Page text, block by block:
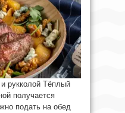
рукколой Тёплый
получается
подать на обед